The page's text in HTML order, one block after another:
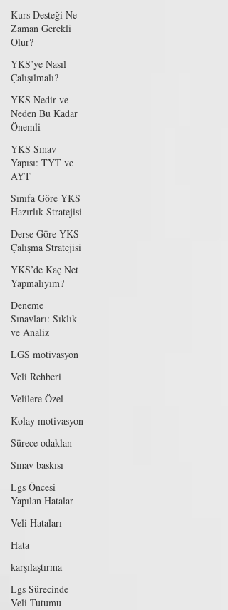
Kurs Desteği Ne
Zaman Gerekli
Olur?
YKS’ye Nasıl
Çalışılmalı?
YKS Nedir ve
Neden Bu Kadar
Önemli
YKS Sınav
Yapısı: TYT ve
AYT
Sınıfa Göre YKS
Hazırlık Stratejisi
Derse Göre YKS
Çalışma Stratejisi
YKS’de Kaç Net
Yapmalıyım?
Deneme
Sınavları: Sıklık
ve Analiz
LGS motivasyon
Veli Rehberi
Velilere Özel
Kolay motivasyon
Sürece odaklan
Sınav baskısı
Lgs Öncesi
Yapılan Hatalar
Veli Hataları
Hata
karşılaştırma
Lgs Sürecinde
Veli Tutumu